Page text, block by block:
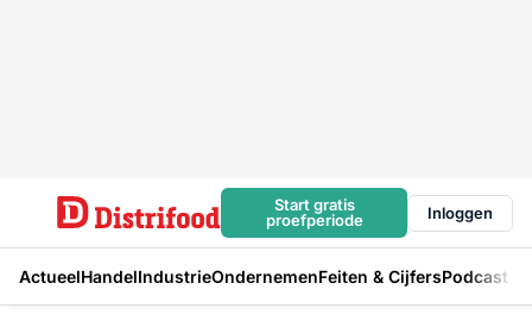
Start gratis
proefperiode
Inloggen
ActueelHandelIndustrieOndernemenFeiten & CijfersPodcast